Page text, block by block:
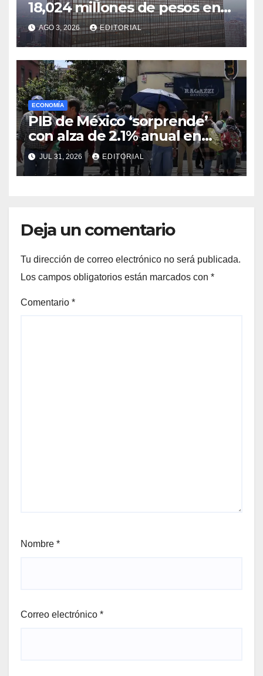
18,024 millones de pesos en
el segundo trimestre
AGO 3, 2026 EDITORIAL
ECONOMÍA
PIB de México ‘sorprende’
con alza de 2.1% anual en
segundo trimestre… pero
repunte podría ser temporal
JUL 31, 2026 EDITORIAL
Deja un comentario
Tu dirección de correo electrónico no será publicada.
Los campos obligatorios están marcados con *
Comentario *
Nombre *
Correo electrónico *